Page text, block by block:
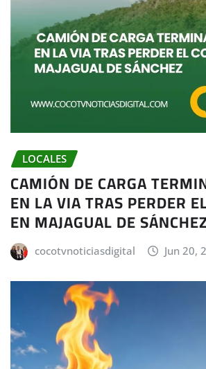
LOCALES
CAMIÓN DE CARGA
EN LA VIA TRAS PERDER
EN MAJAGUAL DE
cocotvnoticiasdigital Jun 20,